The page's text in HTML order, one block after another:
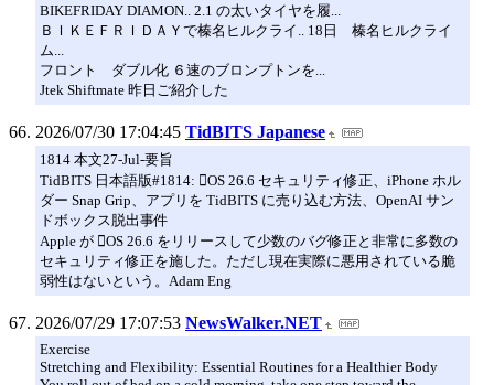
BIKEFRIDAY DIAMON.. 2.1 の太いタイヤを履...
ＢＩＫＥＦＲＩＤＡＹで榛名ヒルクライ.. 18日 榛名ヒルクライ
ム...
フロント ダブル化 ６速のブロンプトンを...
Jtek Shiftmate 昨日ご紹介した
2026/07/30 17:04:45 TidBITS Japanese
1814 本文27-Jul-要旨
TidBITS 日本語版#1814: OS 26.6 セキュリティ修正、iPhone ホル
ダー Snap Grip、アプリを TidBITS に売り込む方法、OpenAI サン
ドボックス脱出事件
Apple が OS 26.6 をリリースして少数のバグ修正と非常に多数の
セキュリティ修正を施した。ただし現在実際に悪用されている脆
弱性はないという。Adam Eng
2026/07/29 17:07:53 NewsWalker.NET
Exercise
Stretching and Flexibility: Essential Routines for a Healthier Body